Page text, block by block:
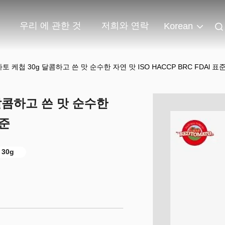
우리 에 관한 것 저희와 연락 Korean
케첩 30g 달콤하고 쓴 맛 순수한 자연 맛 ISO HACCP BRC FDAl 표
하고 쓴 맛 순수한
30g